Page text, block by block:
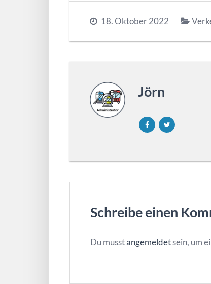
18. Oktober 2022
Jörn
Schreibe einen
Du musstangemeldetsein, um